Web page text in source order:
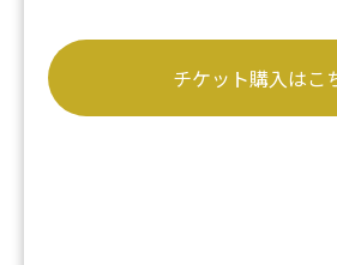
チケット購入はこ